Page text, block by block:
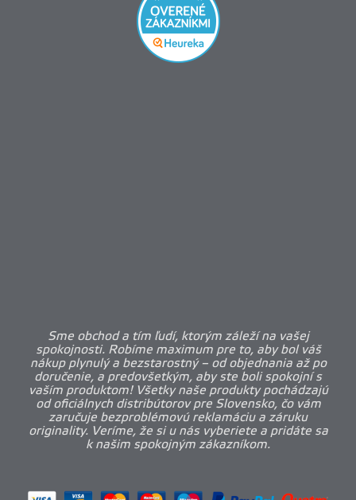
Sme obchod a tím ľudí, ktorým záleží na vašej
spokojnosti. Robíme maximum pre to, aby bol váš
nákup plynulý a bezstarostný – od objednania až po
doručenie, a predovšetkým, aby ste boli spokojní s
vaším produktom! Všetky naše produkty pochádzajú
od oficiálnych distribútorov pre Slovensko, čo vám
zaručuje bezproblémovú reklamáciu a záruku
originality. Veríme, že si u nás vyberiete a pridáte sa
k našim spokojným zákazníkom.